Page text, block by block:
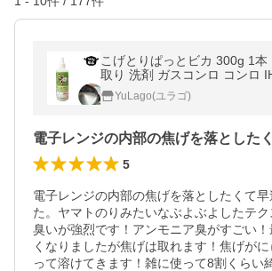
こげとりぱっとビカ 300g 1本
取り 洗剤 ガスコンロ コンロ
ンジ 鍋 フライパン 爆買
YuLago(ユラゴ)
5
電子レンジの内部の焦げを落としたくて
た。ヤマトのりみたいなぶよぶよしたテク
臭いが強烈です！アンモニア臭がすごい
くなりましたが焦げは取れます！焦げが
って溶けてきます！雑に使って8割くらい